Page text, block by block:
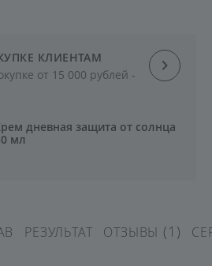
КЛИЕНТАМ
от 15 000 рублей -
дневная защита от солнца
мл
РЕЗУЛЬТАТ ОТЗЫВЫ (1)